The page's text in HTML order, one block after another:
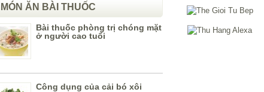
MÓN ĂN BÀI THUỐC
Bài thuốc phòng trị chóng mặt
ở người cao tuổi
Công dụng của cải bó xôi